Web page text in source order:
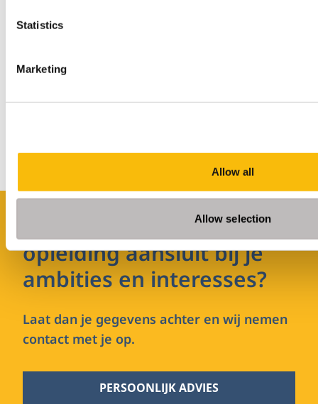
Statistics
Marketing
Allow all
Allow selection
Na afronding van de deeltijd Master Fiscale Economie
werken als tax manager, belastingadviseur of
beleidsmedewerker. Je werkt aan vraagstukken waarin
keuzes en risico’s.
Benieuwd of deze
opleiding aansluit bij je
ambities en interesses?
Laat dan je gegevens achter en wij nemen
contact met je op.
PERSOONLIJK ADVIES